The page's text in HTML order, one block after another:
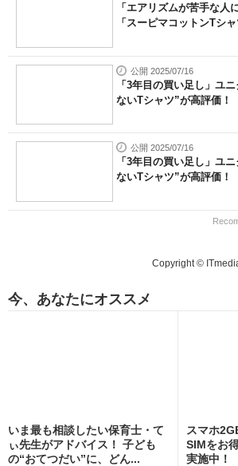
「エアリズムが苦手な
「スーピマコットンTシ
公開 2025/07/16
「3年目の買い足し」ユ
ないTシャツ”が高評価
公開 2025/07/16
「3年目の買い足し」ユ
ないTシャツ”が高評価
Copyright ©
今、あなたにオススメ
いま最も相談したい保育士・て
ぃ先生がアドバイス！ 子ども
の“おてつだい”に、どん...
スマホ
SIMをお
実施中！